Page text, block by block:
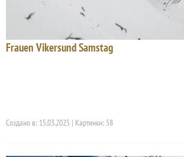
Frauen Vikersund Samstag
Создано в: 15.03.2025 | Картинки: 58